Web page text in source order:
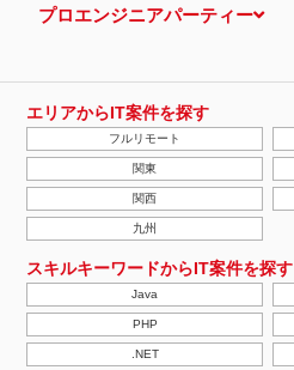
プロエンジニアパーティー
エリアからIT案件を探す
フルリモート
関東
関西
九州
スキルキーワードからIT案件を探す
Java
PHP
.NET